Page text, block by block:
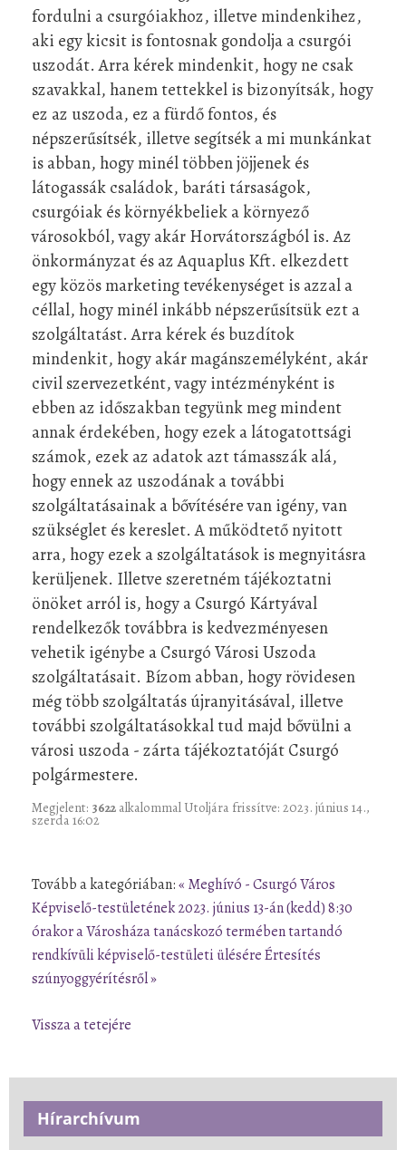
fordulni a csurgóiakhoz, illetve mindenkihez,
aki egy kicsit is fontosnak gondolja a csurgói
uszodát. Arra kérek mindenkit, hogy ne csak
szavakkal, hanem tettekkel is bizonyítsák, hogy
ez az uszoda, ez a fürdő fontos, és
népszerűsítsék, illetve segítsék a mi munkánkat
is abban, hogy minél többen jöjjenek és
látogassák családok, baráti társaságok,
csurgóiak és környékbeliek a környező
városokból, vagy akár Horvátországból is. Az
önkormányzat és az Aquaplus Kft. elkezdett
egy közös marketing tevékenységet is azzal a
céllal, hogy minél inkább népszerűsítsük ezt a
szolgáltatást. Arra kérek és buzdítok
mindenkit, hogy akár magánszemélyként, akár
civil szervezetként, vagy intézményként is
ebben az időszakban tegyünk meg mindent
annak érdekében, hogy ezek a látogatottsági
számok, ezek az adatok azt támasszák alá,
hogy ennek az uszodának a további
szolgáltatásainak a bővítésére van igény, van
szükséglet és kereslet. A működtető nyitott
arra, hogy ezek a szolgáltatások is megnyitásra
kerüljenek. Illetve szeretném tájékoztatni
önöket arról is, hogy a Csurgó Kártyával
rendelkezők továbbra is kedvezményesen
vehetik igénybe a Csurgó Városi Uszoda
szolgáltatásait. Bízom abban, hogy rövidesen
még több szolgáltatás újranyitásával, illetve
további szolgáltatásokkal tud majd bővülni a
városi uszoda - zárta tájékoztatóját Csurgó
polgármestere.
Megjelent: 3622 alkalommal Utoljára frissítve: 2023. június 14.,
szerda 16:02
Tovább a kategóriában:« Meghívó - Csurgó Város
Képviselő-testületének 2023. június 13-án (kedd) 8:30
órakor a Városháza tanácskozó termében tartandó
rendkívüli képviselő-testületi üléséreÉrtesítés
szúnyoggyérítésről »
Vissza a tetejére
Hírarchívum